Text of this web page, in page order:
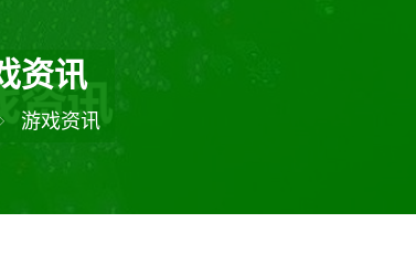
资讯
游戏资讯